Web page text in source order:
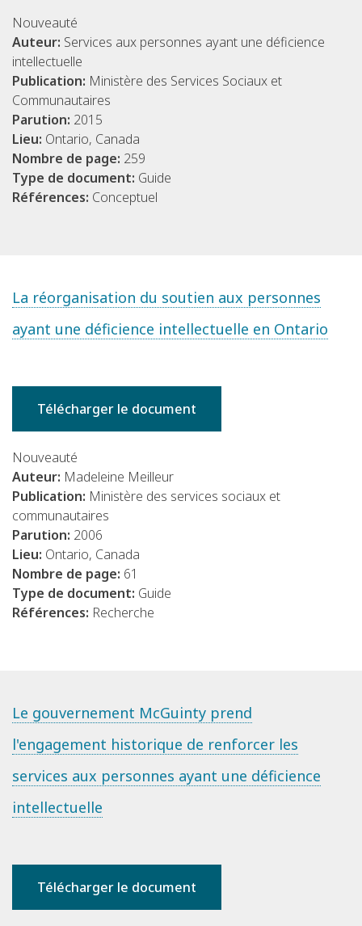
Nouveauté
Auteur: Services aux personnes ayant une déficience
intellectuelle
Publication: Ministère des Services Sociaux et
Communautaires
Parution: 2015
Lieu: Ontario, Canada
Nombre de page: 259
Type de document: Guide
Références: Conceptuel
La réorganisation du soutien aux personnes
ayant une déficience intellectuelle en Ontario
Télécharger le document
Nouveauté
Auteur: Madeleine Meilleur
Publication: Ministère des services sociaux et
communautaires
Parution: 2006
Lieu: Ontario, Canada
Nombre de page: 61
Type de document: Guide
Références: Recherche
Le gouvernement McGuinty prend
l'engagement historique de renforcer les
services aux personnes ayant une déficience
intellectuelle
Télécharger le document